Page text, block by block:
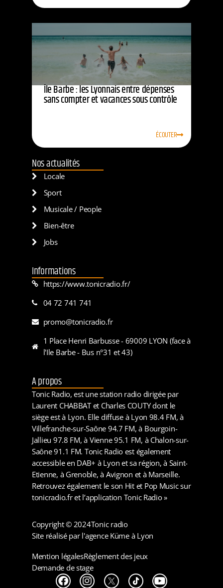
Île Barbe : les Lyonnais entre dépenses
sans compter et vacances sous contrôle
ÉCOUTER
Nos actualités
Locale
Sport
Musicale / People
Bien-être
Jobs
Informations
https://www.tonicradio.fr/
04 72 741 741
promo@tonicradio.fr
1 Place Henri Barbusse - 69009 LYON (face à
l'Ile Barbe - Bus n°31 et 43)
A propos
Tonic Radio, est une station radio dirigée par
Laurent CHABBAT et Charles COUTY dont le
siège est à Lyon. Elle diffuse à Lyon 98.4 FM, à
Villefranche-sur-Saône 94.7 FM, à Bourgoin-
Jallieu 97.8 FM, à Vienne 95.1 FM, à Chalon-sur-
Saône 91.1 FM. Tonic Radio est également
accessible en DAB+ à Lyon et sa région, à Saint-
Etienne, à Grenoble, à Avignon et à Marseille.
Retrouvez également le son Hit et Pop Music sur
tonicradio.fr et l’application Tonic Radio »
Copyright © 2024Tonic radio
Site réalisé par l'agence Küme à Lyon
Mention légalesRèglement des jeux
Demande de stage